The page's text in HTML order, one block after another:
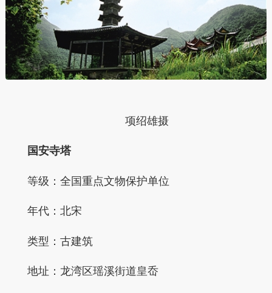
项绍雄摄
国安寺塔
等级：全国重点文物保护单位
年代：北宋
类型：古建筑
地址：龙湾区瑶溪街道皇岙